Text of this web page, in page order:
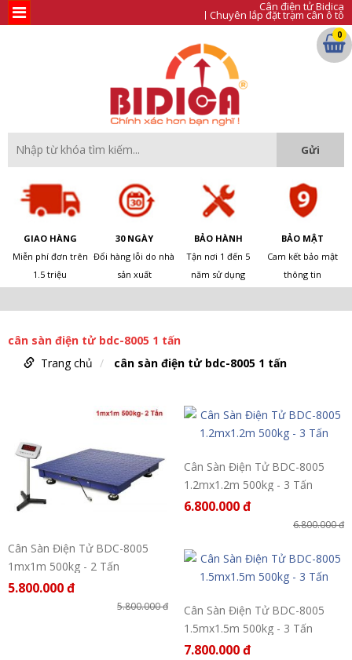
Cân điện tử Bidica
Chuyên lắp đặt trạm cân ô tô
GIAO HÀNG
Miễn phí đơn trên
1.5 triệu
30 NGÀY
Đổi hàng lỗi do nhà
sản xuất
BẢO HÀNH
Tận nơi 1 đến 5
năm sử dụng
BẢO MẬT
Cam kết bảo mật
thông tin
0
cân sàn điện tử bdc-8005 1 tấn
Trang chủ
cân sàn điện tử bdc-8005 1 tấn
Cân Sàn Điện Tử BDC-8005
1mx1m 500kg - 2 Tấn
5.800.000 đ
5.800.000 đ
Cân Sàn Điện Tử BDC-8005
1.2mx1.2m 500kg - 3 Tấn
6.800.000 đ
6.800.000 đ
Cân Sàn Điện Tử BDC-8005
1.5mx1.5m 500kg - 3 Tấn
7.800.000 đ